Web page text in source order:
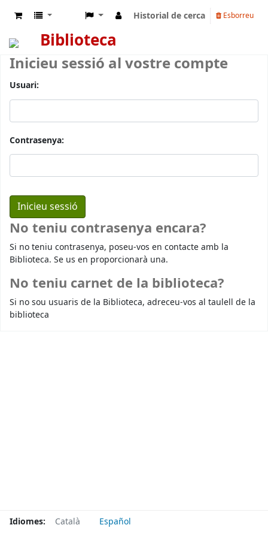
Historial de cerca Esborreu
Biblioteca
Inicieu sessió al vostre compte
Usuari:
Contrasenya:
No teniu contrasenya encara?
Si no teniu contrasenya, poseu-vos en contacte amb la
Biblioteca. Se us en proporcionarà una.
No teniu carnet de la biblioteca?
Si no sou usuaris de la Biblioteca, adreceu-vos al taulell de la
biblioteca
Idiomes: Català Español